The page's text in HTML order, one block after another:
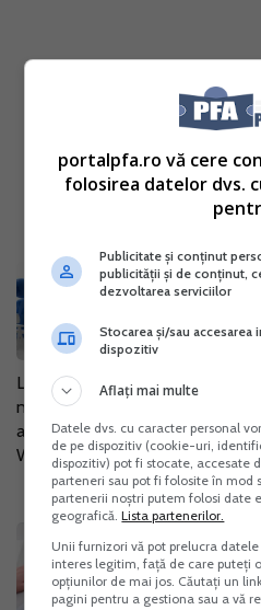
uri pe
22 Sep.
Libra Internet Bank organizeaza
noiembrie 2015 o serie de
accesibile prin garantii acordate
Workshop-urile se...
Salariat
timp, la
posibil?
portalpfa.ro vă cere
folosirea datelor dvs.
Publicitate și conținut
publicității și de conținut,
dezvoltarea serviciilor
Stocarea și/sau
dispozitiv
Aflați mai multe
Datele dvs. cu caracter personal
de pe dispozitiv (cookie-uri,
dispozitiv) pot fi stocate, accesate
parteneri sau pot fi folosite în mod
partenerii noștri putem folosi date
geografică.Lista partenerilor.
Unii furnizori vă pot prelucra
interes legitim, față de care puteți
opțiunilor de mai jos. Căutați un
pagini pentru a gestiona sau a vă